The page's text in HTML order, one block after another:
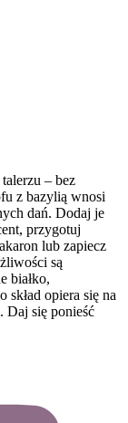
– bez
z bazylią wnosi
dań. Dodaj je
przygotuj
lub zapiecz
są
białko,
skład opiera się na
Daj się ponieść